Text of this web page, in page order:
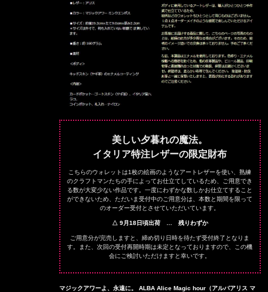
美しい夕暮れの魔法。
イタリア特注レザーの限定財布
こちらのウォレットは1枚の絵画のようなアートレザーを使い、熟練
のクラフトマンたちの手によってお仕立てしているため、ご用意でき
る数が大変少ない作品です。一度にわずかな数しかお仕立てすること
ができないため、ただいま受付中のご用意分は、本数と期間を限って
のオーダー受付とさせていただいています。
△ 9月18日頃出荷 … 残りわずか
ご用意分が完売しますと、締め切り日時を待たず受付終了となりま
す。また、次回の受付再開時期は未定となっておりますので、この機
会にご検討いただけますと幸いです。
マジックアワーよ、永遠に。 ALBA Alice Magic hour（アルバアリス マ